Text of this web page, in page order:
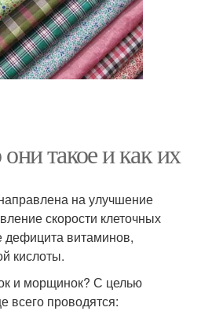
такое и как их
на улучшение
скорости клеточных
дефицита витаминов,
кислоты.
и морщинок? С целью
всего проводятся: